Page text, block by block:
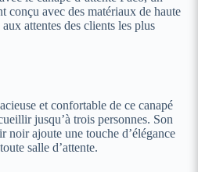
conçu avec des matériaux de haute
attentes des clients les plus
et confortable de ce canapé
jusqu’à trois personnes. Son
noir ajoute une touche d’élégance
salle d’attente.